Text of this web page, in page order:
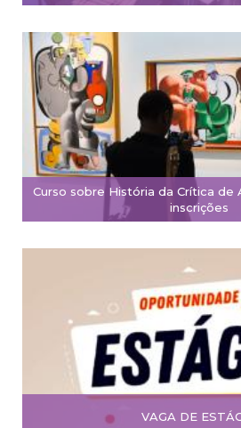
Curso sobre História da Crítica de
inscrições
VAGA DE